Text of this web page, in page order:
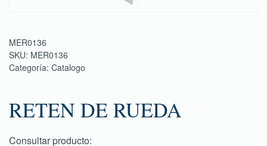
MER0136
SKU: MER0136
Categoría: Catalogo
RETEN DE RUEDA
Consultar producto: